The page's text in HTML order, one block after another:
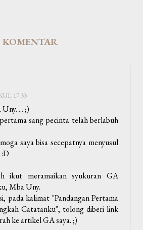
KOMENTAR
17.33
. . ;)
sang pecinta telah berlabuh
saya bisa secepatnya menyusul
ikut meramaikan syukuran GA
Mba Uny.
pada kalimat "Pandangan Pertama
Catatanku", tolong diberi link
ke artikel GA saya. ;)